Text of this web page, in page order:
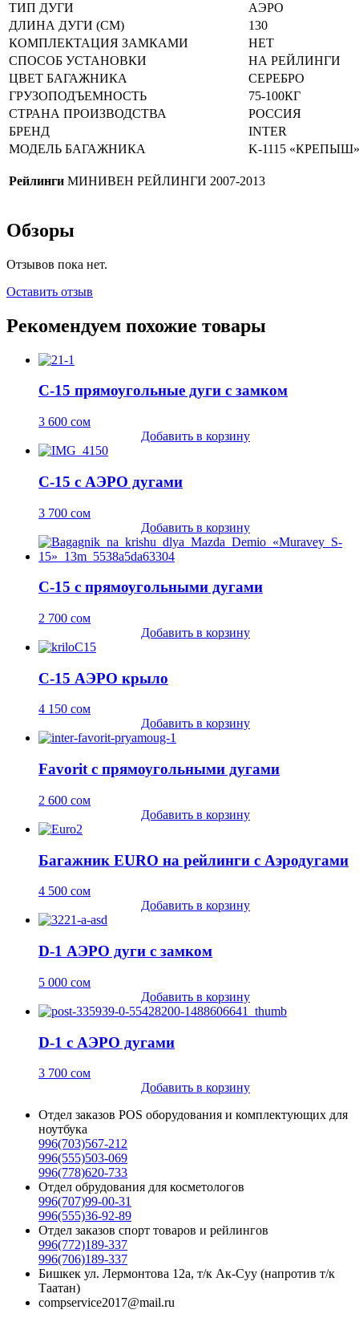
ТИП ДУГИ
АЭРО
ДЛИНА ДУГИ (СМ)
130
КОМПЛЕКТАЦИЯ ЗАМКАМИ
НЕТ
СПОСОБ УСТАНОВКИ
НА РЕЙЛИНГИ
ЦВЕТ БАГАЖНИКА
СЕРЕБРО
ГРУЗОПОДЪЕМНОСТЬ
75-100КГ
СТРАНА ПРОИЗВОДСТВА
РОССИЯ
БРЕНД
INTER
МОДЕЛЬ БАГАЖНИКА
K-1115 «КРЕПЫШ»
Рейлинги МИНИВЕН РЕЙЛИНГИ 2007-2013
Обзоры
Отзывов пока нет.
Оставить отзыв
Рекомендуем похожие товары
C-15 прямоугольные дуги с замком
3 600 сом
Добавить в корзину
C-15 с АЭРО дугами
3 700 сом
Добавить в корзину
C-15 с прямоугольными дугами
2 700 сом
Добавить в корзину
С-15 АЭРО крыло
4 150 сом
Добавить в корзину
Favorit с прямоугольными дугами
2 600 сом
Добавить в корзину
Багажник EURO на рейлинги c Аэродугами
4 500 сом
Добавить в корзину
D-1 АЭРО дуги с замком
5 000 сом
Добавить в корзину
D-1 с АЭРО дугами
3 700 сом
Добавить в корзину
Отдел заказов POS оборудования и комплектующих для
ноутбука
996(703)567-212
996(555)503-069
996(778)620-733
Отдел обрудования для косметологов
996(707)99-00-31
996(555)36-92-89
Отдел заказов спорт товаров и рейлингов
996(772)189-337
996(706)189-337
Бишкек ул. Лермонтова 12а, т/к Ак-Суу (напротив т/к
Таатан)
compservice2017@mail.ru